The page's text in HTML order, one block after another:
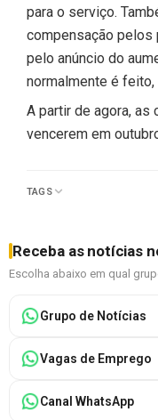
para o serviço.
compensação pelos
pelo anúncio do
normalmente é feito,
A partir de agora, as
vencerem em
TAGS
Receba as notícias
Escolha abaixo em qual
Grupo de Notícias
Vagas de Emprego
Canal WhatsApp